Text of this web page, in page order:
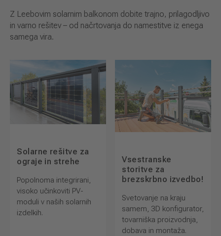
Z Leebovim solarnim balkonom dobite trajno, prilagodljivo
in varno rešitev – od načrtovanja do namestitve iz enega
samega vira.
Solarne rešitve za
ograje in strehe
Popolnoma integrirani,
visoko učinkoviti PV-
moduli v naših solarnih
izdelkih.
Vsestranske
storitve za
brezskrbno izvedbo!
Svetovanje na kraju
samem, 3D konfigurator,
tovarniška proizvodnja,
dobava in montaža.